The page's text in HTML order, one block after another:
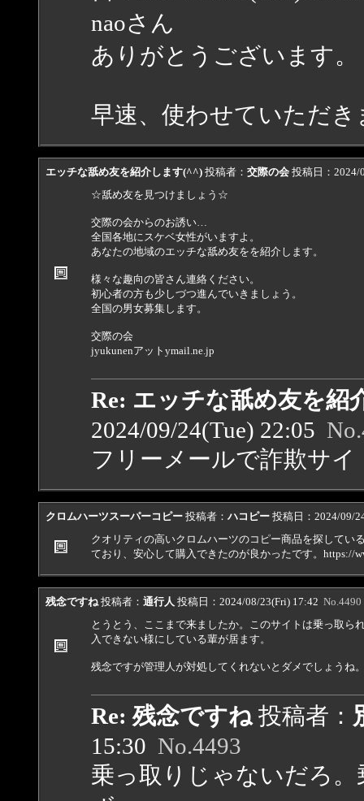
naoさん
ありがとうございます。
早速、使わせていただき
エッチな舐め友を紹介します(^^) 投稿者： 交際の会 投稿日：
☆舐め友を見つけましょう☆
交際の会からのお誘い…
全国各地にスケベ女性がいますよ。
あなたの地域のエッチな舐め友をを紹介します。
様々な趣向の皆さん連絡ください。
初心者の方も少しづつ進んでいきましょう。
全国の男女募集します。
交際の会
jyukunenアットymail.ne.jp
Re: エッチな舐め友を紹
2024/09/24(Tue) 22:05
フリーメールで詐欺サ
クロムハーツスーパーコピー 投稿者： ハコピー 投稿日：2024/09/
クオリティの高いクロムハーツのコピー商品を探してい
ており、安心して購入できたのが良かったです。https://
残念ですね投稿者： 通行人 投稿日：2024/08/23(Fri) 17:42 No.4490
とうとう、ここまで来ましたか。このサイトは乗っ取
入できない様にしている輩が居ます。
残念ですが管理人が対処してくれないとダメでしょうね
Re: 残念ですね 投稿者：
15:30 No.4493
乗っ取りじゃないだろ